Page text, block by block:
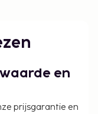
en een
voorzieningen
Dit
in de lobby, hulp
en
prijsgarantie en